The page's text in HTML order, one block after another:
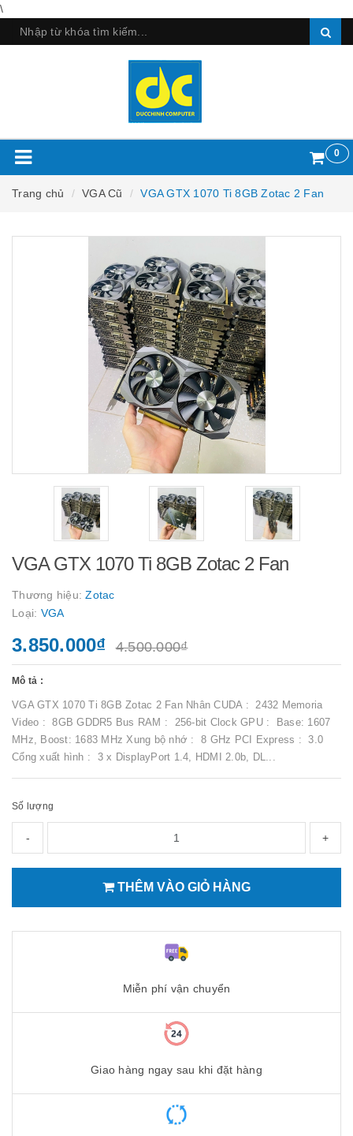
\
0
Trang chủ VGA Cũ VGA GTX 1070 Ti 8GB Zotac 2 Fan
VGA GTX 1070 Ti 8GB Zotac 2 Fan
Thương hiệu:Zotac
Loại: VGA
3.850.000₫ 4.500.000₫
Mô tả :
VGA GTX 1070 Ti 8GB Zotac 2 Fan Nhân CUDA : 2432 Memoria
Video : 8GB GDDR5 Bus RAM : 256-bit Clock GPU : Base: 1607
MHz, Boost: 1683 MHz Xung bộ nhớ : 8 GHz PCI Express : 3.0
Cổng xuất hình : 3 x DisplayPort 1.4, HDMI 2.0b, DL...
Số lượng
- +
THÊM VÀO GIỎ HÀNG
Miễn phí vận chuyển
Giao hàng ngay sau khi đặt hàng